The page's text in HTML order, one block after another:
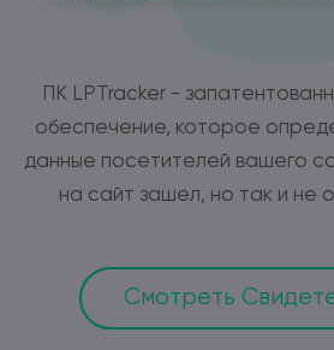
ПК LPTracker -
обеспечение, которое
данные посетителей вашего
на сайт зашел, но так и не
Смотреть